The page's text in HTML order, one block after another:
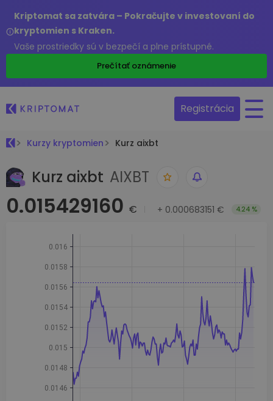
Kriptomat sa zatvára – Pokračujte v investovaní do
kryptomien s Kraken.
Vaše prostriedky sú v bezpečí a plne prístupné.
Prečítať oznámenie
Registrácia
Kurzy kryptomien Kurz aixbt
Kurz aixbt AIXBT
0.015429160 € + 0.000683151 € 4.24 %